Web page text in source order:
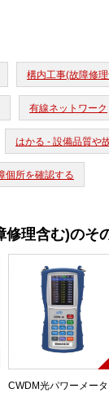
構内工事(故障修
有線ネットワーク
はかる - 設備品質や
個所を確認する
修理含む)のそ
CWDM光パワーメータ